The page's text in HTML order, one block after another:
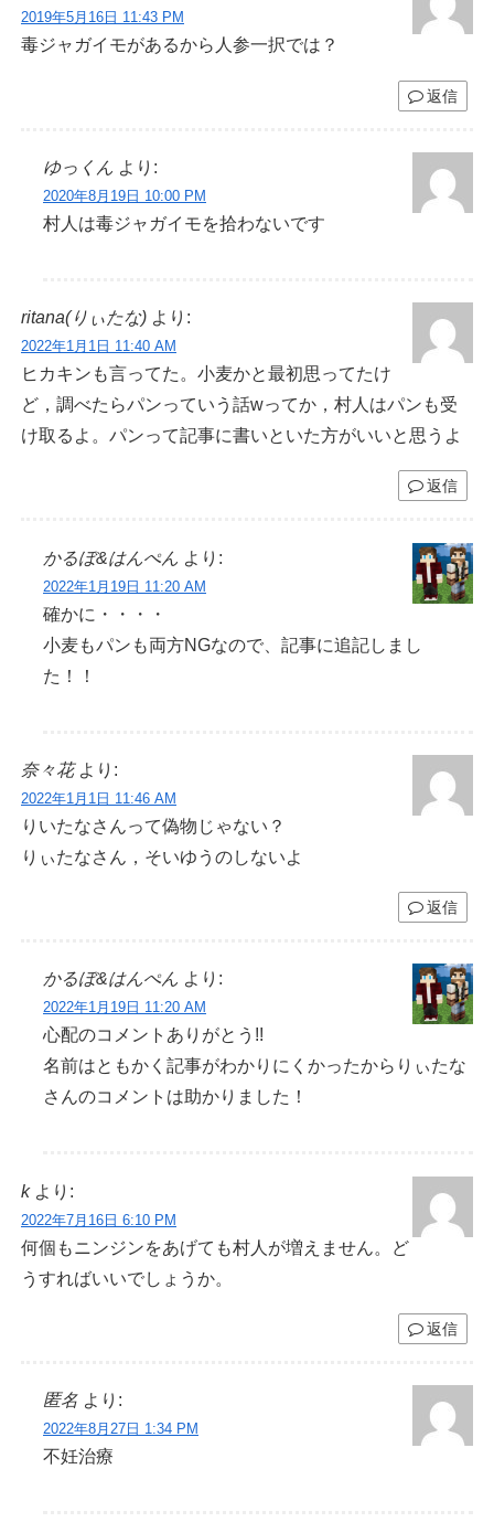
2019年5月16日 11:43 PM
毒ジャガイモがあるから人参一択では？
返信
ゆっくん より:
2020年8月19日 10:00 PM
村人は毒ジャガイモを拾わないです
ritana(りぃたな) より:
2022年1月1日 11:40 AM
ヒカキンも言ってた。小麦かと最初思ってたけ
ど，調べたらパンっていう話wってか，村人はパンも受
け取るよ。パンって記事に書いといた方がいいと思うよ
返信
かるぼ&はんぺん より:
2022年1月19日 11:20 AM
確かに・・・・
小麦もパンも両方NGなので、記事に追記しまし
た！！
奈々花 より:
2022年1月1日 11:46 AM
りいたなさんって偽物じゃない？
りぃたなさん，そいゆうのしないよ
返信
かるぼ&はんぺん より:
2022年1月19日 11:20 AM
心配のコメントありがとう!!
名前はともかく記事がわかりにくかったからりぃたな
さんのコメントは助かりました！
k より:
2022年7月16日 6:10 PM
何個もニンジンをあげても村人が増えません。ど
うすればいいでしょうか。
返信
匿名 より:
2022年8月27日 1:34 PM
不妊治療